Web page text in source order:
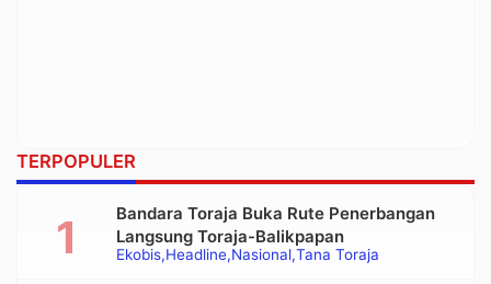
TERPOPULER
Ekobis Headline Nasional Tana Toraja
Bandara Toraja Buka Rute Penerbangan
Langsung Toraja-Balikpapan